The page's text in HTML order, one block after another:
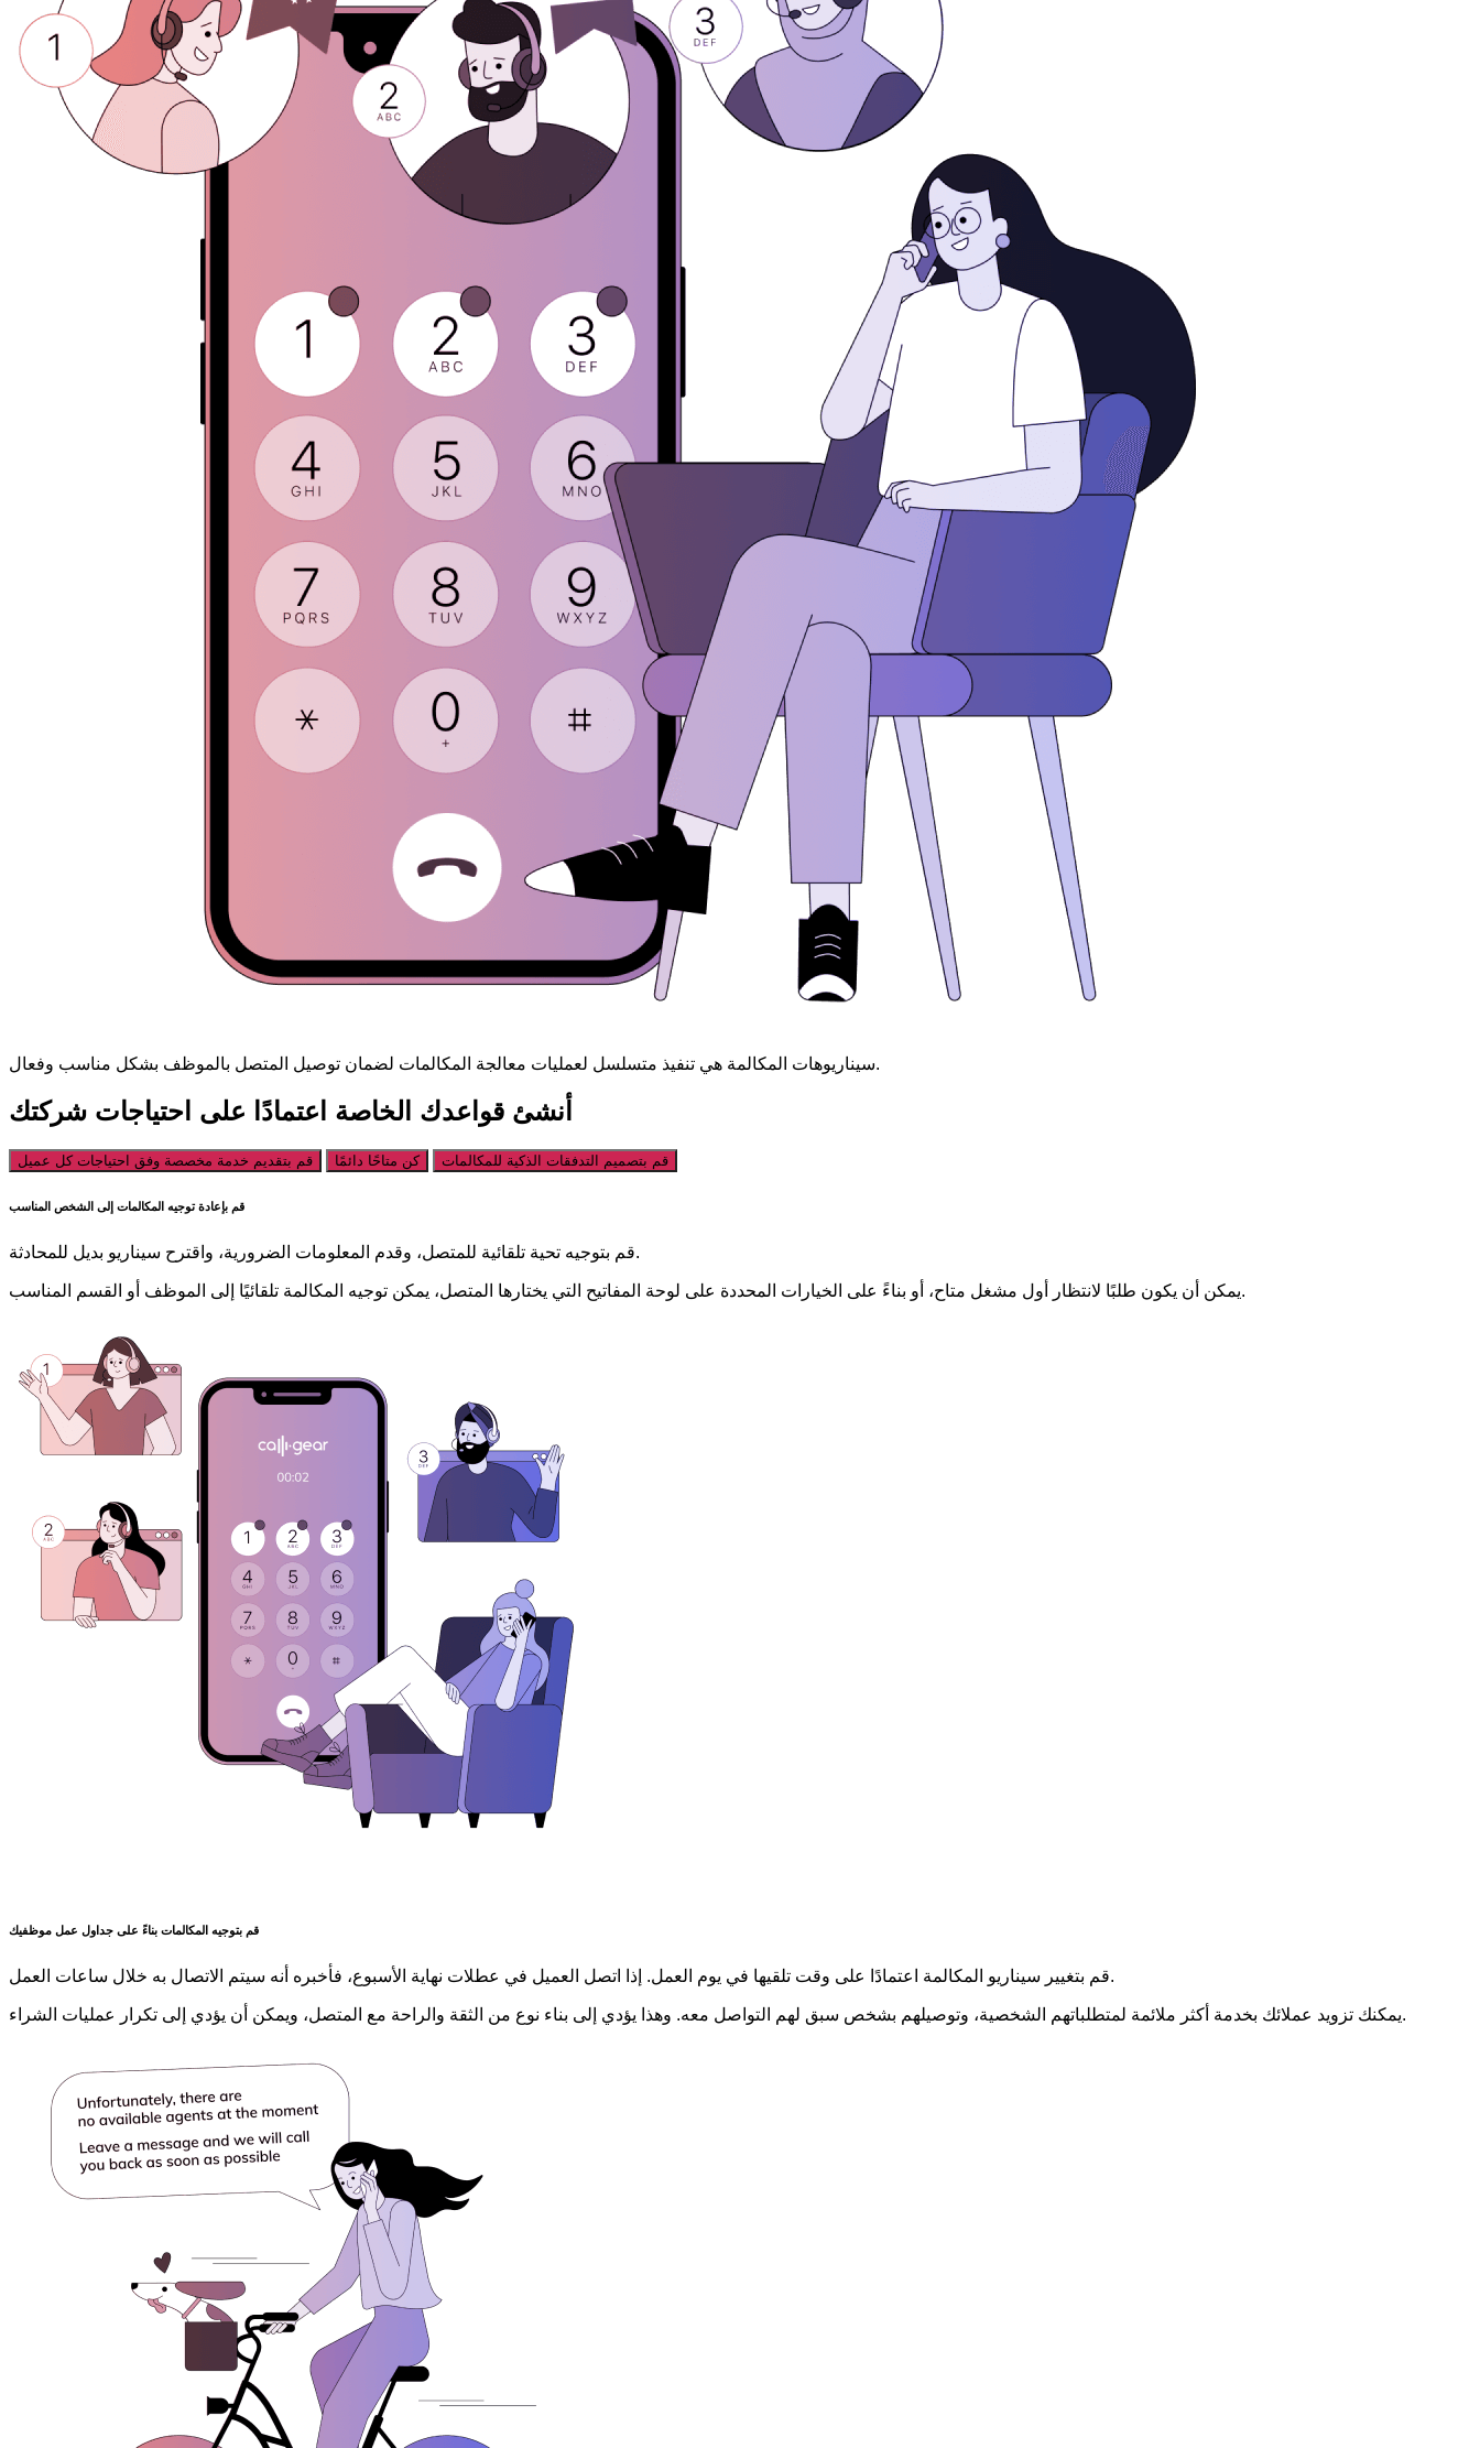
سيناريوهات المكالمة هي تنفيذ متسلسل لعمليات معالجة المكالمات لضمان توصيل المتصل بالموظف بشكل مناسب وفعال.
أنشئ قواعدك الخاصة اعتمادًا على احتياجات شركتك
قم بتقديم خدمة مخصصة وفق احتياجات كل عميل كن متاحًا دائمًا قم بتصميم التدفقات الذكية للمكالمات
قم بإعادة توجيه المكالمات إلى الشخص المناسب
قم بتوجيه تحية تلقائية للمتصل، وقدم المعلومات الضرورية، واقترح سيناريو بديل للمحادثة.
يمكن أن يكون طلبًا لانتظار أول مشغل متاح، أو بناءً على الخيارات المحددة على لوحة المفاتيح التي يختارها المتصل، يمكن توجيه المكالمة تلقائيًا إلى الموظف أو القسم المناسب.
قم بتوجيه المكالمات بناءً على جداول عمل موظفيك
قم بتغيير سيناريو المكالمة اعتمادًا على وقت تلقيها في يوم العمل. إذا اتصل العميل في عطلات نهاية الأسبوع، فأخبره أنه سيتم الاتصال به خلال ساعات العمل.
يمكنك تزويد عملائك بخدمة أكثر ملائمة لمتطلباتهم الشخصية، وتوصيلهم بشخص سبق لهم التواصل معه. وهذا يؤدي إلى بناء نوع من الثقة والراحة مع المتصل، ويمكن أن يؤدي إلى تكرار عمليات الشراء.